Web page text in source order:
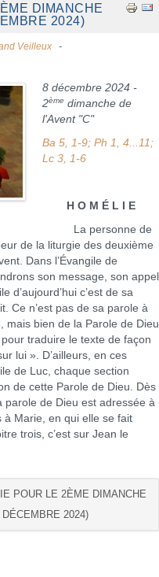
DIMANCHE
2024)
Veilleux
8 décembre 2024 -
2ème dimanche de
l'Avent "C"
Ba 5, 1-9; Ph 1, 4...11;
Lc 3, 1-6
H O M É L I E
La personne de
de la liturgie des deuxième
Dans l’Évangile de
son message, son appel
d’aujourd’hui c’est de sa
Ce n’est pas de sa parole à
mais bien de la Parole de Dieu
traduire le texte de façon
lui ». D’ailleurs, en ces
de Luc, chaque section
de cette Parole de Dieu. Dès
parole de Dieu est adressée à
à Marie, en qui elle se fait
trois, c’est sur Jean le
POUR LE 2ÈME DIMANCHE
2024)